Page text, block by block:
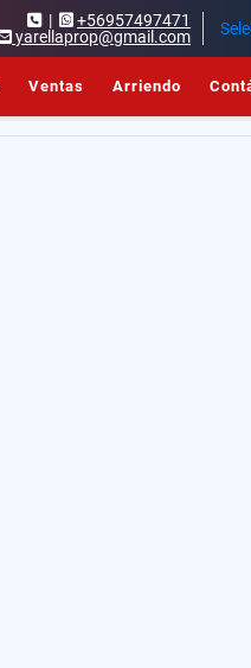
|
+56957497471
yarellaprop@gmail.com
Ventas Arriendo